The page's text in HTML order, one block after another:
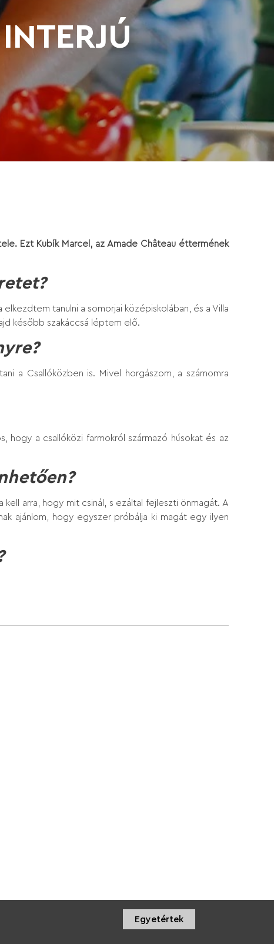
Ezt Kubík Marcel, az Amade Château éttermének
tanulni a somorjai középiskolában, és a Villa
később szakáccsá léptem elő.
a Csallóközben is. Mivel horgászom, a számomra
hogy a csallóközi farmokról származó húsokat és az
arra, hogy mit csinál, s ezáltal fejleszti önmagát. A
ajánlom, hogy egyszer próbálja ki magát egy ilyen
Egyetértek